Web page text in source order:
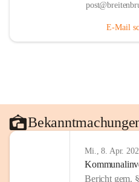
E-Mail
Mi., 8. Apr.
Bericht gem.